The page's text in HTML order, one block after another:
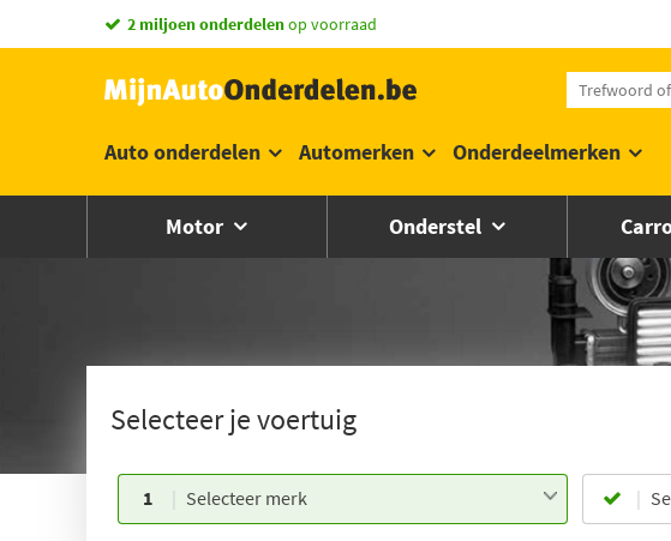
2 miljoen onderdelenop voorraad
Auto onderdelen Automerken Onderdeelmerken
Motor Onderstel
Selecteer je voertuig
1 Selecteer merk